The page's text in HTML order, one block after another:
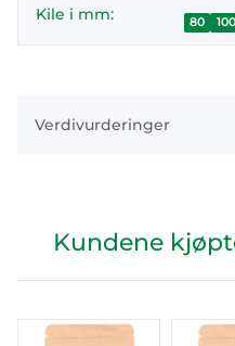
Kile i mm: 80 100
Verdivurderinger
Kundene